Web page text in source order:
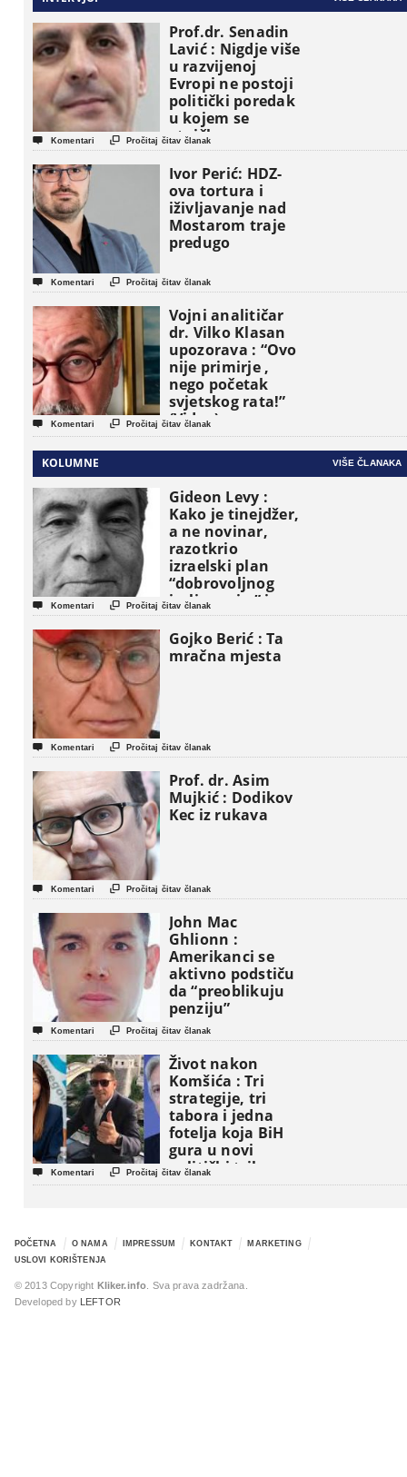
Prof.dr. Senadin
Lavić : Nigdje više
u razvijenoj
Evropi ne postoji
politički poredak
u kojem se
etničke grupe
pojavljuju kao
osnovne
političke jedinice
 Komentari  Pročitaj čitav članak
Ivor Perić: HDZ-
ova tortura i
iživljavanje nad
Mostarom traje
predugo
 Komentari  Pročitaj čitav članak
Vojni analitičar
dr. Vilko Klasan
upozorava : “Ovo
nije primirje ,
nego početak
svjetskog rata!”
(Video)
 Komentari  Pročitaj čitav članak
KOLUMNE VIŠE ČLANAKA
Gideon Levy :
Kako je tinejdžer,
a ne novinar,
razotkrio
izraelski plan
“dobrovoljnog
iseljavanja ” iz
Gaze
 Komentari  Pročitaj čitav članak
Gojko Berić : Ta
mračna mjesta
 Komentari  Pročitaj čitav članak
Prof. dr. Asim
Mujkić : Dodikov
Kec iz rukava
 Komentari  Pročitaj čitav članak
John Mac
Ghlionn :
Amerikanci se
aktivno podstiču
da “preoblikuju
penziju”
 Komentari  Pročitaj čitav članak
Život nakon
Komšića : Tri
strategije, tri
tabora i jedna
fotelja koja BiH
gura u novi
politički triler
 Komentari  Pročitaj čitav članak
POČETNA O NAMA IMPRESSUM KONTAKT
MARKETING
USLOVI KORIŠTENJA
© 2013 Copyright Kliker.info . Sva prava zadržana.
Developed by
LEFTOR